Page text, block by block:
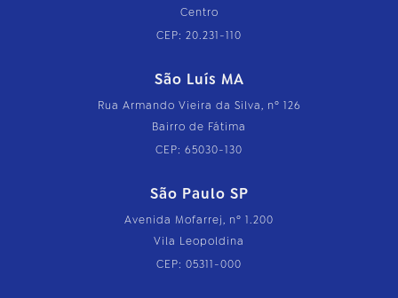
Centro
CEP: 20.231-110
São Luís MA
Rua Armando Vieira da Silva, nº 126
Bairro de Fátima
CEP: 65030-130
São Paulo SP
Avenida Mofarrej, nº 1.200
Vila Leopoldina
CEP: 05311-000